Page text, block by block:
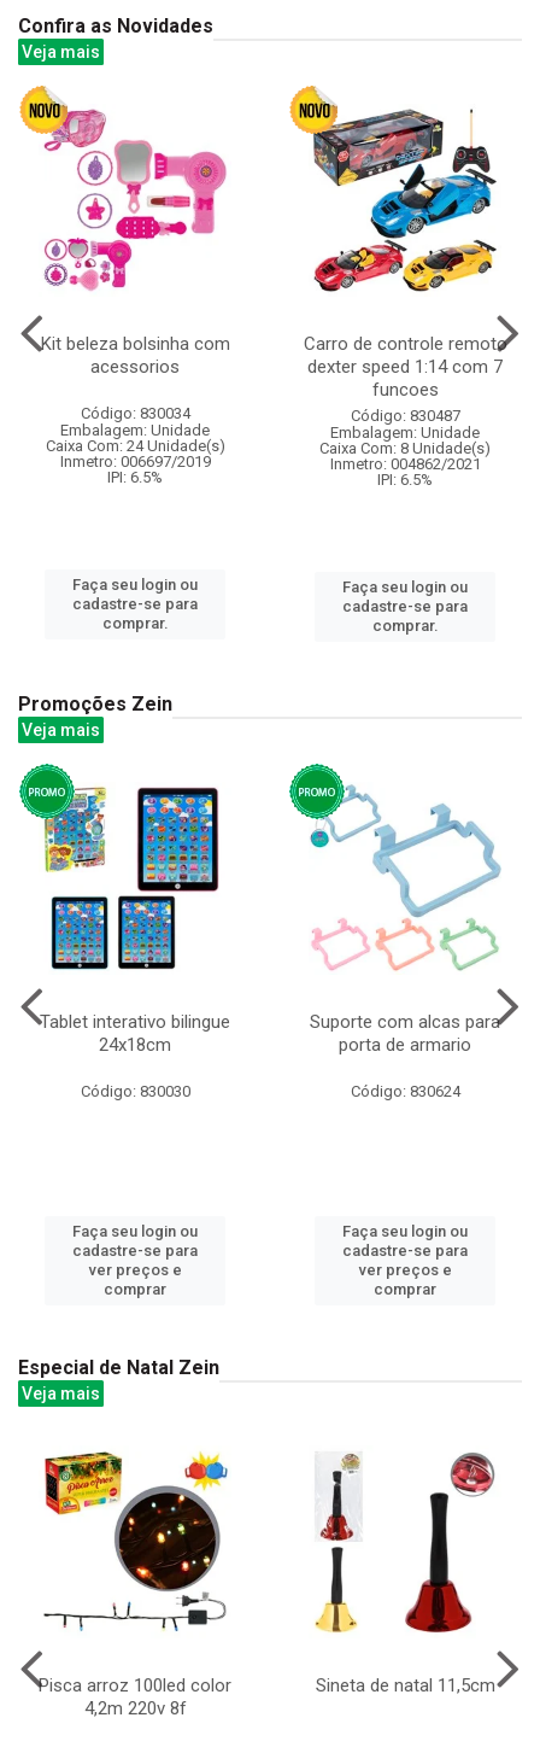
Confira as Novidades
Veja mais
Kit beleza bolsinha com
acessorios
Código: 830034
Embalagem: Unidade
Caixa Com: 24 Unidade(s)
Inmetro: 006697/2019
IPI: 6.5%
Faça seu login ou
cadastre-se para
comprar.
Carro de controle remoto
dexter speed 1:14 com 7
funcoes
Código: 830487
Embalagem: Unidade
Caixa Com: 8 Unidade(s)
Inmetro: 004862/2021
IPI: 6.5%
Faça seu login ou
cadastre-se para
comprar.
Promoções Zein
Veja mais
Tablet interativo bilingue
24x18cm
Código: 830030
Faça seu login ou
cadastre-se para
ver preços e
comprar
Suporte com alcas para
porta de armario
Código: 830624
Faça seu login ou
cadastre-se para
ver preços e
comprar
Especial de Natal Zein
Veja mais
Pisca arroz 100led color
4,2m 220v 8f
Sineta de natal 11,5cm